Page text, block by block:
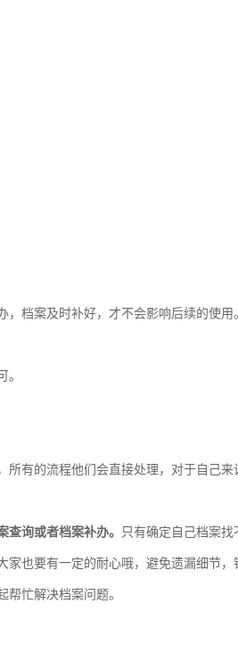
档案及时补好，才不会影响后续的使用
。
有的流程他们会直接处理，对于自己来
查询或者档案补办。 只有确定自己档案找
也要有一定的耐心哦，避免遗漏细节，
忙解决档案问题。